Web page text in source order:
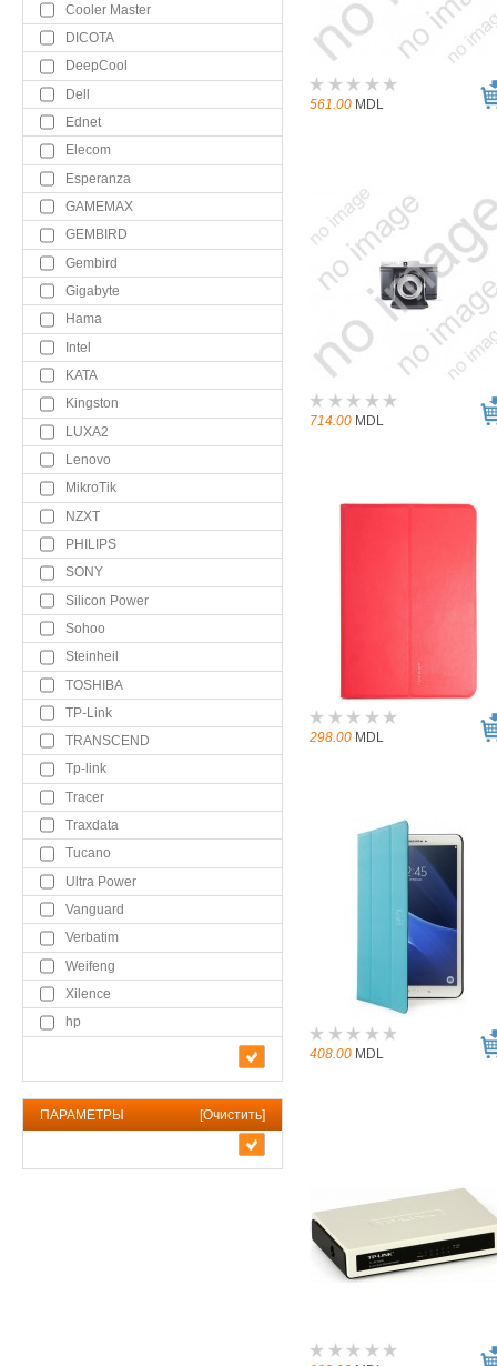
Cooler Master
DICOTA
DeepCool
Dell
Ednet
Elecom
Esperanza
GAMEMAX
GEMBIRD
Gembird
Gigabyte
Hama
Intel
KATA
Kingston
LUXA2
Lenovo
MikroTik
NZXT
PHILIPS
SONY
Silicon Power
Sohoo
Steinheil
TOSHIBA
TP-Link
TRANSCEND
Tp-link
Tracer
Traxdata
Tucano
Ultra Power
Vanguard
Verbatim
Weifeng
Xilence
hp
ПАРАМЕТРЫ [Очистить]
561.00 MDL
714.00 MDL
298.00 MDL
408.00 MDL